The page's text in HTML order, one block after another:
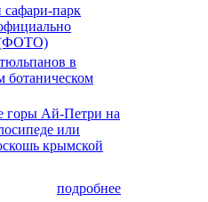
парк
(ФОТО)
в
ботаническом
горы Ай-Петри на
или
крымской
подробнее